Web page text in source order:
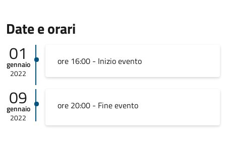
Date e orari
01
gennaio
2022
ore 16:00 - Inizio evento
09
gennaio
2022
ore 20:00 - Fine evento